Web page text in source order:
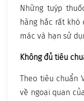
Những tuýp
hăng hắc rất khó
mác và hạn sử
Không đủ tiêu
Theo tiêu chuẩn
về ngoại quan